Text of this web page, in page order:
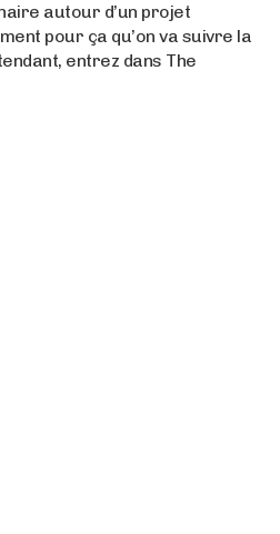
autour d’un projet
pour ça qu’on va suivre la
entrez dans The